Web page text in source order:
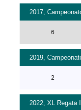
2017,
6
2019,
2
2022, XL Regata